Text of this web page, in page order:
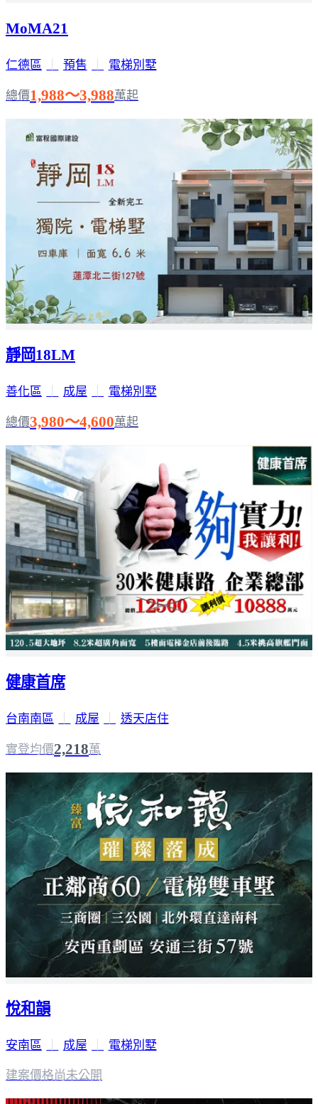
MoMA21
仁德區 預售 電梯別墅
總價1,988～3,988萬起
靜岡18LM
善化區 成屋 電梯別墅
總價3,980～4,600萬起
健康首席
台南南區 成屋 透天店住
實登均價2,218萬
悅和韻
安南區 成屋 電梯別墅
建案價格尚未公開